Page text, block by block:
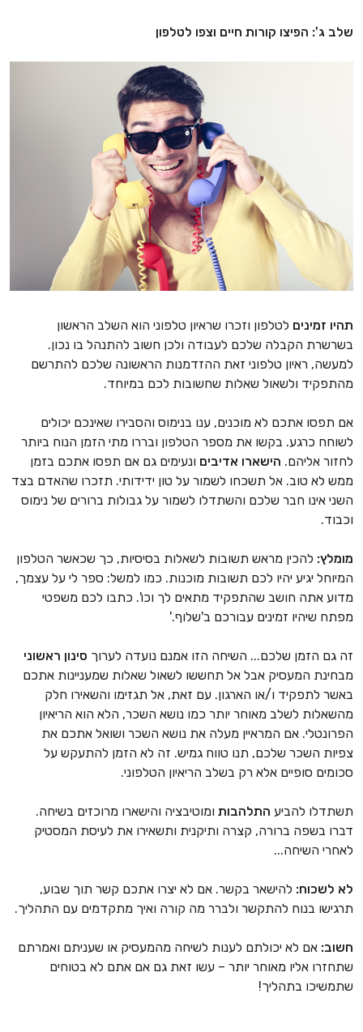
שלב ג': הפיצו קורות חיים וצפו לטלפון
תהיו זמינים לטלפון וזכרו שראיון טלפוני הוא השלב הראשון
בשרשרת הקבלה שלכם לעבודה ולכן חשוב להתנהל בו נכון.
למעשה, ראיון טלפוני זאת ההזדמנות הראשונה שלכם להתרשם
מהתפקיד ולשאול שאלות שחשובות לכם במיוחד.
אם תפסו אתכם לא מוכנים, ענו בנימוס והסבירו שאינכם יכולים
לשוחח כרגע. בקשו את מספר הטלפון ובררו מתי הזמן הנוח ביותר
לחזור אליהם. הישארו אדיבים ונעימים גם אם תפסו אתכם בזמן
ממש לא טוב. אל תשכחו לשמור על טון ידידותי. תזכרו שהאדם בצד
השני אינו חבר שלכם והשתדלו לשמור על גבולות ברורים של נימוס
וכבוד.
מומלץ: להכין מראש תשובות לשאלות בסיסיות, כך שכאשר הטלפון
המיוחל יגיע יהיו לכם תשובות מוכנות. כמו למשל: ספר לי על עצמך,
מדוע אתה חושב שהתפקיד מתאים לך וכו'. כתבו לכם משפטי
מפתח שיהיו זמינים עבורכם ב'שלוף.'
זה גם הזמן שלכם... השיחה הזו אמנם נועדה לערוך סינון ראשוני
מבחינת המעסיק אבל אל תחששו לשאול שאלות שמעניינות אתכם
באשר לתפקיד ו/או הארגון. עם זאת, אל תגזימו והשאירו חלק
מהשאלות לשלב מאוחר יותר כמו נושא השכר, הלא הוא הריאיון
הפרונטלי. אם המראיין מעלה את נושא השכר ושואל אתכם את
צפיות השכר שלכם, תנו טווח גמיש. זה לא הזמן להתעקש על
סכומים סופיים אלא רק בשלב הריאיון הטלפוני.
תשתדלו להביע התלהבות ומוטיבציה והישארו מרוכזים בשיחה.
דברו בשפה ברורה, קצרה ותיקנית ותשאירו את לעיסת המסטיק
לאחרי השיחה...
לא לשכוח: להישאר בקשר. אם לא יצרו אתכם קשר תוך שבוע,
תרגישו בנוח להתקשר ולברר מה קורה ואיך מתקדמים עם התהליך.
חשוב: אם לא יכולתם לענות לשיחה מהמעסיק או שעניתם ואמרתם
שתחזרו אליו מאוחר יותר – עשו זאת גם אם אתם לא בטוחים
שתמשיכו בתהליך!